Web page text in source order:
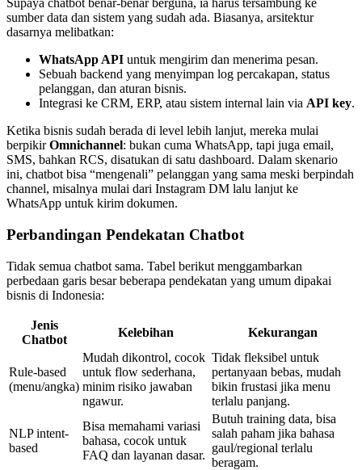
Supaya chatbot benar-benar berguna, ia harus tersambung ke
sumber data dan sistem yang sudah ada. Biasanya, arsitektur
dasarnya melibatkan:
WhatsApp API untuk mengirim dan menerima pesan.
Sebuah backend yang menyimpan log percakapan, status
pelanggan, dan aturan bisnis.
Integrasi ke CRM, ERP, atau sistem internal lain via API key.
Ketika bisnis sudah berada di level lebih lanjut, mereka mulai
berpikirOmnichannel: bukan cuma WhatsApp, tapi juga email,
SMS, bahkan RCS, disatukan di satu dashboard. Dalam skenario
ini, chatbot bisa “mengenali” pelanggan yang sama meski berpindah
channel, misalnya mulai dari Instagram DM lalu lanjut ke
WhatsApp untuk kirim dokumen.
Perbandingan Pendekatan Chatbot
Tidak semua chatbot sama. Tabel berikut menggambarkan
perbedaan garis besar beberapa pendekatan yang umum dipakai
bisnis di Indonesia:
Jenis
Chatbot
Kelebihan Kekurangan
Rule-based
(menu/angka)
Mudah dikontrol, cocok
untuk flow sederhana,
minim risiko jawaban
ngawur.
Tidak fleksibel untuk
pertanyaan bebas, mudah
bikin frustasi jika menu
terlalu panjang.
NLP intent-
based
Bisa memahami variasi
bahasa, cocok untuk
FAQ dan layanan dasar.
Butuh training data, bisa
salah paham jika bahasa
gaul/regional terlalu
beragam.